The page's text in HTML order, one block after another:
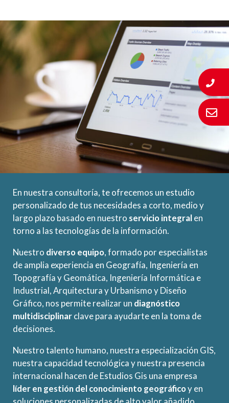
En nuestra consultoría, te ofrecemos un estudio
personalizado de tus necesidades a corto, medio y
largo plazo basado en nuestro servicio integralen
torno a las tecnologías de la información.
Nuestro diverso equipo, formado por especialistas
de amplia experiencia en Geografía, Ingeniería en
Topografía y Geomática, Ingeniería Informática e
Industrial, Arquitectura y Urbanismo y Diseño
Gráfico, nos permite realizar un diagnóstico
multidisciplinarclave para ayudarte en la toma de
decisiones.
Nuestro talento humano, nuestra especialización GIS,
nuestra capacidad tecnológica y nuestra presencia
internacional hacen de Estudios Gis una empresa
líder en gestión del conocimiento geográficoy en